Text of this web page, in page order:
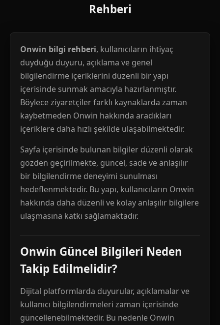
Rehberi
Onwin bilgi rehberi, kullanıcıların ihtiyaç
duyduğu duyuru, açıklama ve genel
bilgilendirme içeriklerini düzenli bir yapı
içerisinde sunmak amacıyla hazırlanmıştır.
Böylece ziyaretçiler farklı kaynaklarda zaman
kaybetmeden Onwin hakkında aradıkları
içeriklere daha hızlı şekilde ulaşabilmektedir.
Sayfa içerisinde bulunan bilgiler düzenli olarak
gözden geçirilmekte, güncel, sade ve anlaşılır
bir bilgilendirme deneyimi sunulması
hedeflenmektedir. Bu yapı, kullanıcıların Onwin
hakkında daha düzenli ve kolay anlaşılır bilgilere
ulaşmasına katkı sağlamaktadır.
Onwin Güncel Bilgileri Neden
Takip Edilmelidir?
Dijital platformlarda duyurular, açıklamalar ve
kullanıcı bilgilendirmeleri zaman içerisinde
güncellenebilmektedir. Bu nedenle Onwin